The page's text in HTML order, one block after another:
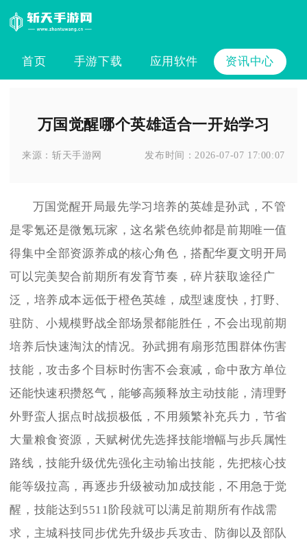
首页 手游下载 应用软件 资讯中心
万国觉醒哪个英雄适合一开始学习
来源：斩天手游网 发布时间： 2026-07-07 17:00:07
万国觉醒开局最先学习培养的英雄是孙武，不管
是零氪还是微氪玩家，这名紫色统帅都是前期唯一值
得集中全部资源养成的核心角色，搭配华夏文明开局
可以完美契合前期所有发育节奏，碎片获取途径广
泛，培养成本远低于橙色英雄，成型速度快，打野、
驻防、小规模野战全部场景都能胜任，不会出现前期
培养后快速淘汰的情况。孙武拥有扇形范围群体伤害
技能，攻击多个目标时伤害不会衰减，命中敌方单位
还能快速积攒怒气，能够高频释放主动技能，清理野
外野蛮人据点时战损极低，不用频繁补充兵力，节省
大量粮食资源，天赋树优先选择技能增幅与步兵属性
路线，技能升级优先强化主动输出技能，先把核心技
能等级拉高，再逐步升级被动加成技能，不用急于觉
醒，技能达到5511阶段就可以满足前期所有作战需
求，主城科技同步优先升级步兵攻击、防御以及部队